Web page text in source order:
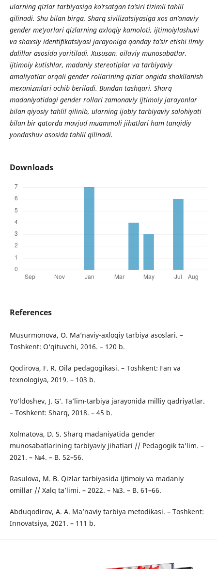
ularning qizlar tarbiyasiga ko‘rsatgan ta’siri tizimli tahlil
qilinadi. Shu bilan birga, Sharq sivilizatsiyasiga xos an’anaviy
gender me’yorlari qizlarning axloqiy kamoloti, ijtimoiylashuvi
va shaxsiy identifikatsiyasi jarayoniga qanday ta’sir etishi ilmiy
dalillar asosida yoritiladi. Xususan, oilaviy munosabatlar,
ijtimoiy kutishlar, madaniy stereotiplar va tarbiyaviy
amaliyotlar orqali gender rollarining qizlar ongida shakllanish
mexanizmlari ochib beriladi. Bundan tashqari, Sharq
madaniyatidagi gender rollari zamonaviy ijtimoiy jarayonlar
bilan qiyosiy tahlil qilinib, ularning ijobiy tarbiyaviy salohiyati
bilan bir qatorda mavjud muammoli jihatlari ham tanqidiy
yondashuv asosida tahlil qilinadi.
Downloads
References
Musurmonova, O. Ma’naviy-axloqiy tarbiya asoslari. –
Toshkent: O‘qituvchi, 2016. – 120 b.
Qodirova, F. R. Oila pedagogikasi. – Toshkent: Fan va
texnologiya, 2019. – 103 b.
Yo‘ldoshev, J. G‘. Ta’lim-tarbiya jarayonida milliy qadriyatlar.
– Toshkent: Sharq, 2018. – 45 b.
Xolmatova, D. S. Sharq madaniyatida gender
munosabatlarining tarbiyaviy jihatlari // Pedagogik ta’lim. –
2021. – №4. – B. 52–56.
Rasulova, M. B. Qizlar tarbiyasida ijtimoiy va madaniy
omillar // Xalq ta’limi. – 2022. – №3. – B. 61–66.
Abduqodirov, A. A. Ma’naviy tarbiya metodikasi. – Toshkent:
Innovatsiya, 2021. – 111 b.